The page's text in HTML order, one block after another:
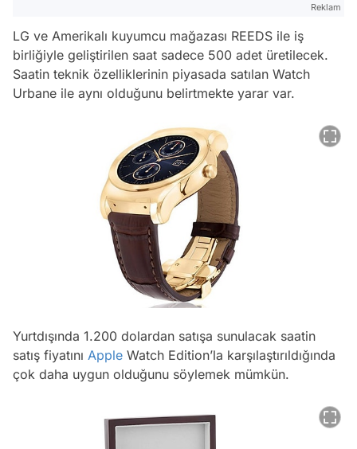
Reklam
LG ve Amerikalı kuyumcu mağazası REEDS ile iş
birliğiyle geliştirilen saat sadece 500 adet üretilecek.
Saatin teknik özelliklerinin piyasada satılan Watch
Urbane ile aynı olduğunu belirtmekte yarar var.
Yurtdışında 1.200 dolardan satışa sunulacak saatin
satış fiyatını Apple Watch Edition’la karşılaştırıldığında
çok daha uygun olduğunu söylemek mümkün.